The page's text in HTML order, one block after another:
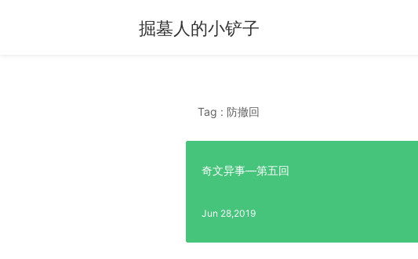
掘墓人的小铲子
Tag : 防撤回
奇文异事—第五回
Jun 28,2019